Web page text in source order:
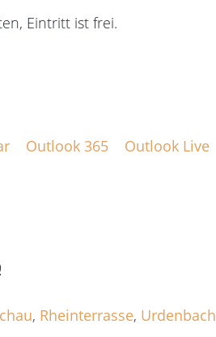
Eintritt ist frei.
Outlook 365 Outlook Live
, Rheinterrasse, Urdenbach